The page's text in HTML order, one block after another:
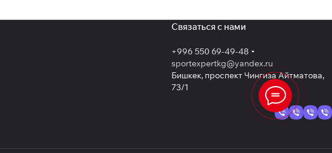
Связаться с нами
+996 550 69-49-48
sportexpertkg@yandex.ru
Бишкек, проспект Чингиза Айтматова,
73/1